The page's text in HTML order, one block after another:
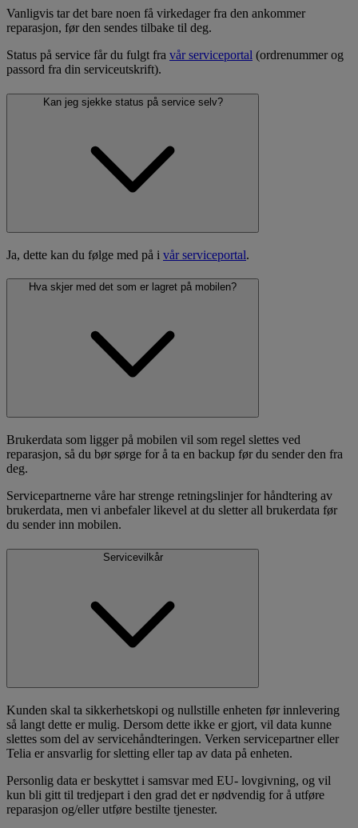
Vanligvis tar det bare noen få virkedager fra den ankommer
reparasjon, før den sendes tilbake til deg.
Status på service får du fulgt fra vår serviceportal (ordrenummer og
passord fra din serviceutskrift).
Kan jeg sjekke status på service selv?
Ja, dette kan du følge med på i vår serviceportal.
Hva skjer med det som er lagret på mobilen?
Brukerdata som ligger på mobilen vil som regel slettes ved
reparasjon, så du bør sørge for å ta en backup før du sender den fra
deg.
Servicepartnerne våre har strenge retningslinjer for håndtering av
brukerdata, men vi anbefaler likevel at du sletter all brukerdata før
du sender inn mobilen.
Servicevilkår
Kunden skal ta sikkerhetskopi og nullstille enheten før innlevering
så langt dette er mulig. Dersom dette ikke er gjort, vil data kunne
slettes som del av servicehåndteringen. Verken servicepartner eller
Telia er ansvarlig for sletting eller tap av data på enheten.
Personlig data er beskyttet i samsvar med EU- lovgivning, og vil
kun bli gitt til tredjepart i den grad det er nødvendig for å utføre
reparasjon og/eller utføre bestilte tjenester.